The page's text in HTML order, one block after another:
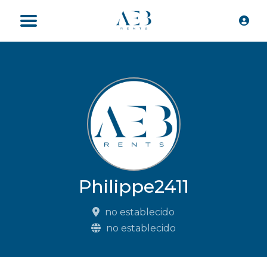
Philippe2411
no establecido
no establecido